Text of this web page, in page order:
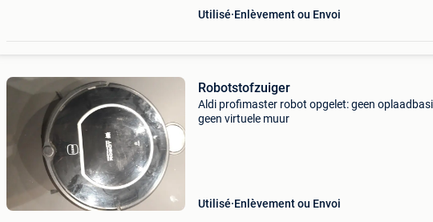
Utilisé Enlèvement ou Envoi
Robotstofzuiger
Aldi profimaster robot opgelet: geen
geen virtuele muur
Utilisé Enlèvement ou Envoi